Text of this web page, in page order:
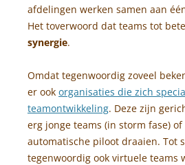
afdelingen werken samen aan
Het toverwoord dat teams tot
synergie.
Omdat tegenwoordig zoveel
er ook organisaties die zich
teamontwikkeling. Deze zijn
erg jonge teams (in storm fase)
automatische piloot draaien. Tot
tegenwoordig ook virtuele teams